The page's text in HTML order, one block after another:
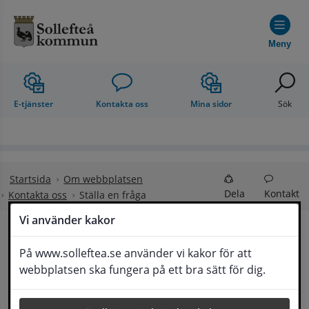
Vi använder kakor
På www.solleftea.se använder vi kakor för att
webbplatsen ska fungera på ett bra sätt för dig.
Meny
E-tjänster Kontakta oss Mina sidor Sök
Startsida
Om webbplatsen
Kontakta oss
Ställa en fråga Dela Kontakt
Ställa en fråga
Om din fråga är omfattande kan det bli aktuellt